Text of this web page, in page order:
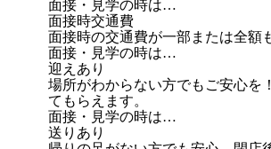
面接・見学の時は…
面接時交通費
面接時の交通費が一部または全額
面接・見学の時は…
迎えあり
場所がわからない方でもご安心を
てもらえます。
面接・見学の時は…
送りあり